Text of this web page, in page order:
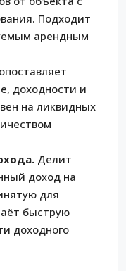
Подходит
арендным
доходности и
на ликвидных
Делит
доход на
для
быструю
доходного